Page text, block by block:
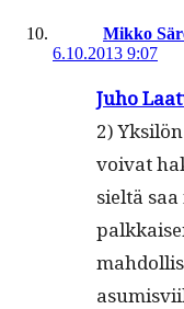
Mikko
6.10.2013 9:07
Juho
2)
voivat
sieltä